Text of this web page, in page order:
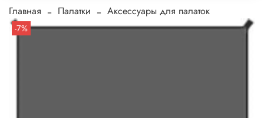
Главная Палатки Аксессуары для палаток
-7%